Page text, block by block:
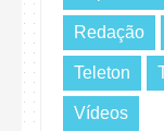
Redação
Teleton
Vídeos